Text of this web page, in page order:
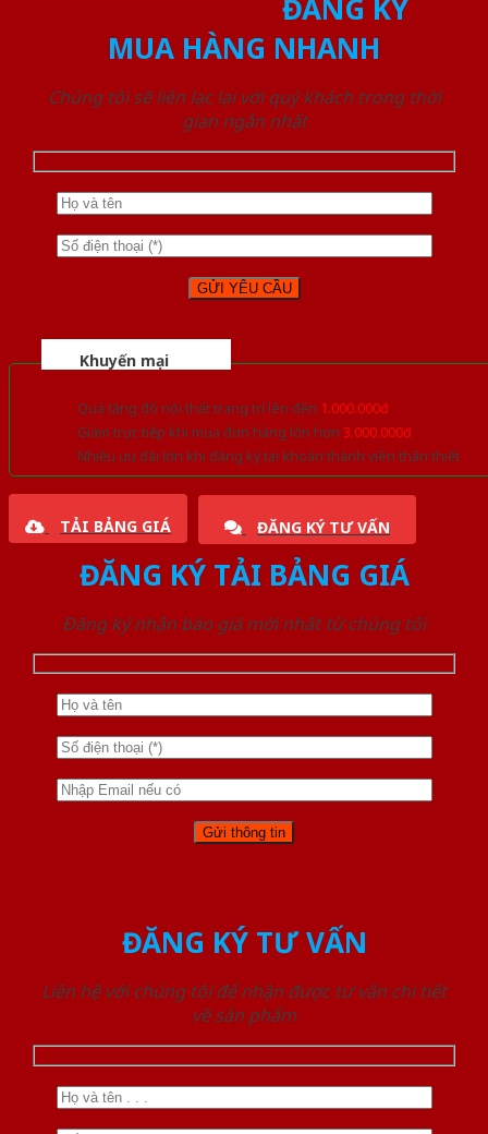
ĐĂNG KÝ
MUA HÀNG NHANH
Chúng tôi sẽ liên lạc lại với quý khách trong thời
gian ngắn nhất
Khuyến mại
Quà tặng đồ nội thất trang trí lên đến 1.000.000đ
Giảm trực tiếp khi mua đơn hàng lớn hơn 3.000.000đ
Nhiều ưu đãi lớn khi đăng ký tài khoản thành viên thân thiết
TẢI BẢNG GIÁ ĐĂNG KÝ TƯ VẤN
ĐĂNG KÝ TẢI BẢNG GIÁ
Đăng ký nhận báo giá mới nhất từ chúng tôi
ĐĂNG KÝ TƯ VẤN
Liên hệ với chúng tôi để nhận được tư vấn chi tiết
về sản phẩm